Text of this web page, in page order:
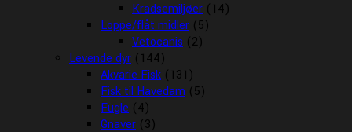
Kradsemiljøer (14)
Loppe/flåt midler (5)
Vetocanis (2)
Levende dyr (144)
Akvarie Fisk (131)
Fisk til Havedam (5)
Fugle (4)
Gnaver (3)